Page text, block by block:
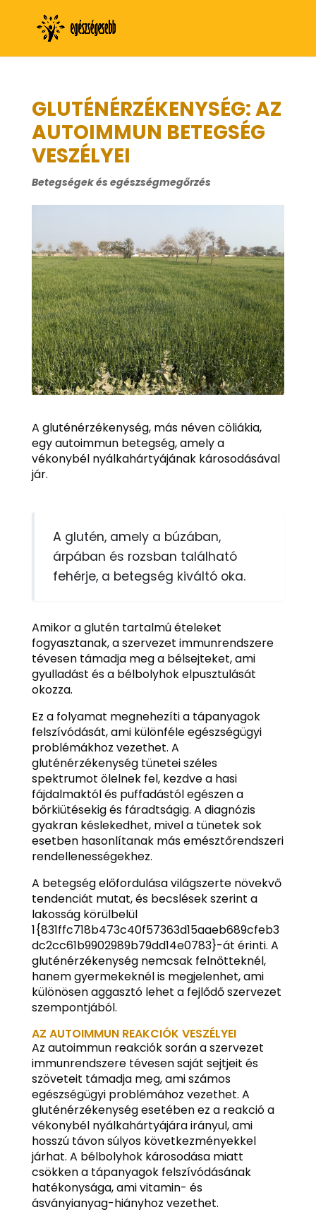
GLUTÉNÉRZÉKENYSÉG: AZ
AUTOIMMUN BETEGSÉG
VESZÉLYEI
Betegségek és egészségmegőrzés
A gluténérzékenység, más néven cöliákia,
egy autoimmun betegség, amely a
vékonybél nyálkahártyájának károsodásával
jár.
A glutén, amely a búzában,
árpában és rozsban található
fehérje, a betegség kiváltó oka.
Amikor a glutén tartalmú ételeket
fogyasztanak, a szervezet immunrendszere
tévesen támadja meg a bélsejteket, ami
gyulladást és a bélbolyhok elpusztulását
okozza.
Ez a folyamat megnehezíti a tápanyagok
felszívódását, ami különféle egészségügyi
problémákhoz vezethet. A
gluténérzékenység tünetei széles
spektrumot ölelnek fel, kezdve a hasi
fájdalmaktól és puffadástól egészen a
bőrkiütésekig és fáradtságig. A diagnózis
gyakran késlekedhet, mivel a tünetek sok
esetben hasonlítanak más emésztőrendszeri
rendellenességekhez.
A betegség előfordulása világszerte növekvő
tendenciát mutat, és becslések szerint a
lakosság körülbelül
1{831ffc718b473c40f57363d15aaeb689cfeb3
dc2cc61b9902989b79dd14e0783}-át érinti. A
gluténérzékenység nemcsak felnőtteknél,
hanem gyermekeknél is megjelenhet, ami
különösen aggasztó lehet a fejlődő szervezet
szempontjából.
AZ AUTOIMMUN REAKCIÓK VESZÉLYEI
Az autoimmun reakciók során a szervezet
immunrendszere tévesen saját sejtjeit és
szöveteit támadja meg, ami számos
egészségügyi problémához vezethet. A
gluténérzékenység esetében ez a reakció a
vékonybél nyálkahártyájára irányul, ami
hosszú távon súlyos következményekkel
járhat. A bélbolyhok károsodása miatt
csökken a tápanyagok felszívódásának
hatékonysága, ami vitamin- és
ásványianyag-hiányhoz vezethet.